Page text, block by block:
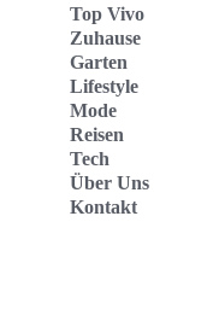
Top Vivo
Zuhause
Garten
Lifestyle
Mode
Reisen
Tech
Über Uns
Kontakt